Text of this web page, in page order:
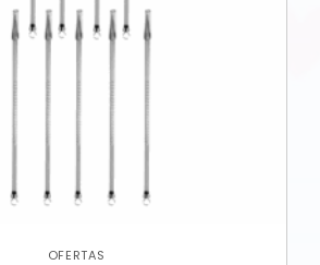
OFERTAS